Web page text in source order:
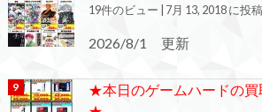
19件のビュー 7月 13, 2018 に投
2026/8/1 更新
★本日のゲームハードの買